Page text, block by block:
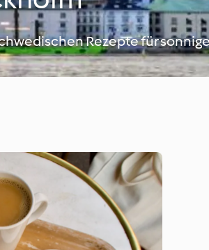
Rezepte für sonnige